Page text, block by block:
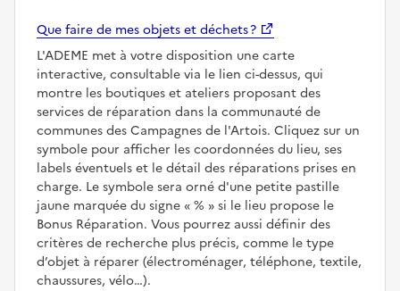
Que faire de mes objets et déchets ?
L'ADEME met à votre disposition une carte
interactive, consultable via le lien ci-dessus, qui
montre les boutiques et ateliers proposant des
services de réparation dans la communauté de
communes des Campagnes de l'Artois. Cliquez sur un
symbole pour afficher les coordonnées du lieu, ses
labels éventuels et le détail des réparations prises en
charge. Le symbole sera orné d'une petite pastille
jaune marquée du signe
%
si le lieu propose le
Bonus Réparation. Vous pourrez aussi définir des
critères de recherche plus précis, comme le type
d’objet à réparer (électroménager, téléphone, textile,
chaussures, vélo…).